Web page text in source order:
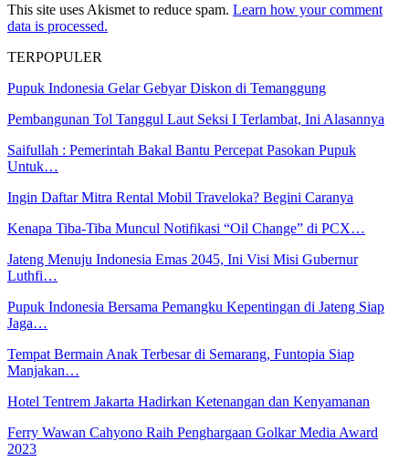
This site uses Akismet to reduce spam. Learn how your comment
data is processed.
TERPOPULER
Pupuk Indonesia Gelar Gebyar Diskon di Temanggung
Pembangunan Tol Tanggul Laut Seksi I Terlambat, Ini Alasannya
Saifullah : Pemerintah Bakal Bantu Percepat Pasokan Pupuk
Untuk…
Ingin Daftar Mitra Rental Mobil Traveloka? Begini Caranya
Kenapa Tiba-Tiba Muncul Notifikasi “Oil Change” di PCX…
Jateng Menuju Indonesia Emas 2045, Ini Visi Misi Gubernur
Luthfi…
Pupuk Indonesia Bersama Pemangku Kepentingan di Jateng Siap
Jaga…
Tempat Bermain Anak Terbesar di Semarang, Funtopia Siap
Manjakan…
Hotel Tentrem Jakarta Hadirkan Ketenangan dan Kenyamanan
Ferry Wawan Cahyono Raih Penghargaan Golkar Media Award
2023